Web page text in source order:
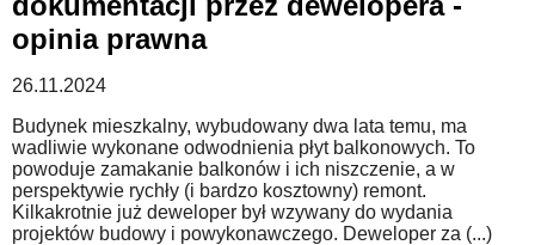
FORUM PRAWNE
opinia prawna
26.11.2024
Budynek mieszkalny, wybudowany dwa lata temu, ma
wadliwie wykonane odwodnienia płyt balkonowych. To
powoduje zamakanie balkonów i ich niszczenie, a w
perspektywie rychły (i bardzo kosztowny) remont.
Kilkakrotnie już deweloper był wzywany do wydania
projektów budowy i powykonawczego. Deweloper za (...)